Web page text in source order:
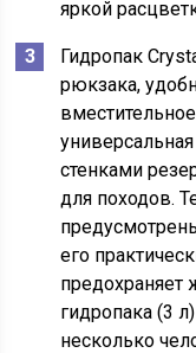
яркой
Гидропак
рюкзака,
стенками
для походов.
его
предохраняет
гидропака (3
несколько